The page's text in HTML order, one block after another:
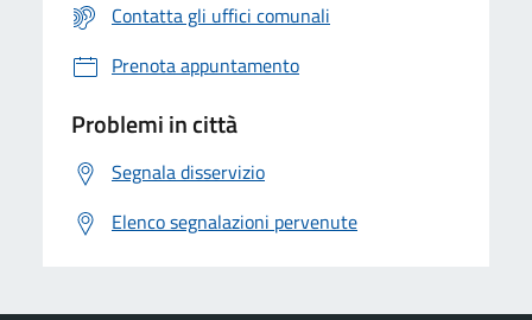
Contatta gli uffici comunali
Prenota appuntamento
Problemi in città
Segnala disservizio
Elenco segnalazioni pervenute